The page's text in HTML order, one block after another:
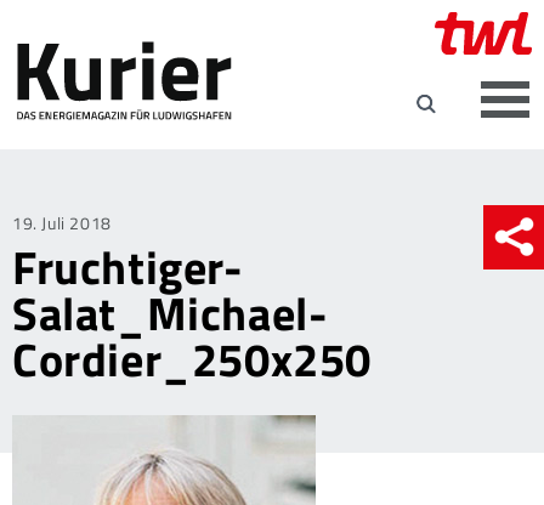
Posted
on
19. Juli 2018
Fruchtiger-
Salat_Michael-
Cordier_250x250